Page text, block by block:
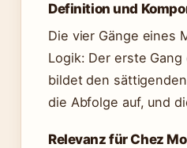
Definition und
Die vier Gänge eines
Logik: Der erste
bildet den
die Abfolge auf, und
Relevanz für Chez